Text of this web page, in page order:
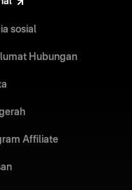
mula berdagang tidak
tidak tersilap. Mula
satu broker perdagangan
sosial
Hubungan
Affiliate